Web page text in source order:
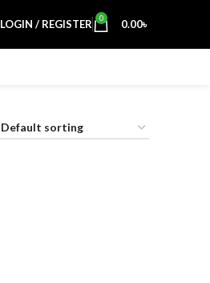
LOGIN / REGISTER 0 0.00৳